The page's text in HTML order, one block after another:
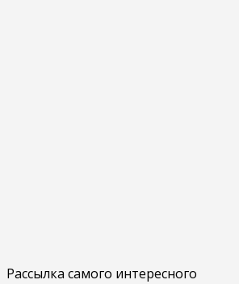
Рассылка самого интересного